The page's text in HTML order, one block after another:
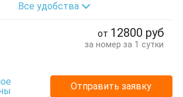
столик
Комод
Туалетный столик
Все удобства
от 12800 руб
за номер за 1 сутки
Отправить заявку